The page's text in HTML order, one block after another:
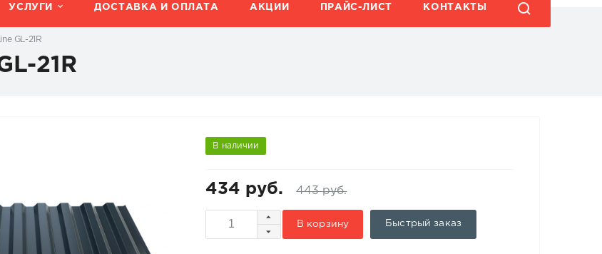
УСЛУГИ ДОСТАВКА И ОПЛАТА АКЦИИ ПРАЙС-ЛИСТ КОНТАКТЫ
GL-21R
21R
В наличии
434 руб. 443 руб.
В корзину Быстрый заказ